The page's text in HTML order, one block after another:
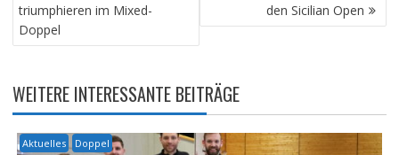
triumphieren im Mixed-
Doppel
den Sicilian Open
WEITERE INTERESSANTE BEITRÄGE
Aktuelles Doppel